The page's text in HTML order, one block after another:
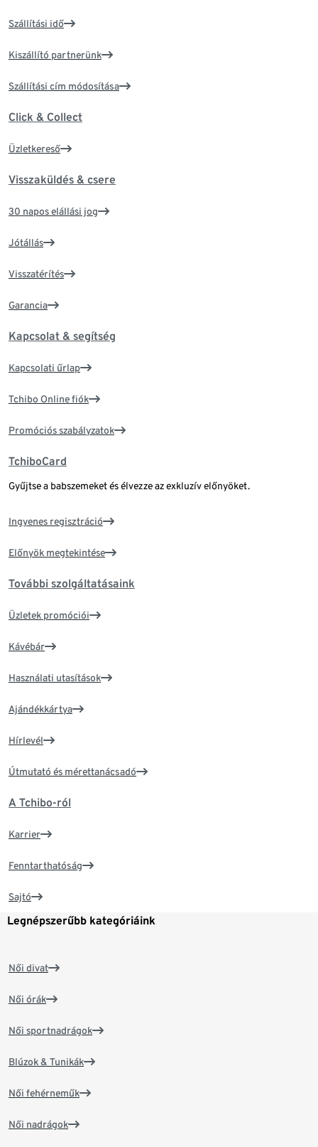
Szállítási idő
Kiszállító partnerünk
Szállítási cím módosítása
Click & Collect
Üzletkereső
Visszaküldés & csere
30 napos elállási jog
Jótállás
Visszatérítés
Garancia
Kapcsolat & segítség
Kapcsolati űrlap
Tchibo Online fiók
Promóciós szabályzatok
TchiboCard
Gyűjtse a babszemeket és élvezze az exkluzív előnyöket.
Ingyenes regisztráció
Előnyök megtekintése
További szolgáltatásaink
Üzletek promóciói
Kávébár
Használati utasítások
Ajándékkártya
Hírlevél
Útmutató és mérettanácsadó
A Tchibo-ról
Karrier
Fenntarthatóság
Sajtó
Legnépszerűbb kategóriáink
Női divat
Női órák
Női sportnadrágok
Blúzok & Tunikák
Női fehérneműk
Női nadrágok